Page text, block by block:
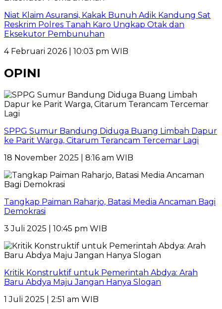
Niat Klaim Asuransi, Kakak Bunuh Adik Kandung Sat
Reskrim Polres Tanah Karo Ungkap Otak dan
Eksekutor Pembunuhan
4 Februari 2026 | 10:03 pm WIB
OPINI
SPPG Sumur Bandung Diduga Buang Limbah Dapur
ke Parit Warga, Citarum Terancam Tercemar Lagi
18 November 2025 | 8:16 am WIB
Tangkap Paiman Raharjo, Batasi Media Ancaman Bagi
Demokrasi
3 Juli 2025 | 10:45 pm WIB
Kritik Konstruktif untuk Pemerintah Abdya: Arah
Baru Abdya Maju Jangan Hanya Slogan
1 Juli 2025 | 2:51 am WIB